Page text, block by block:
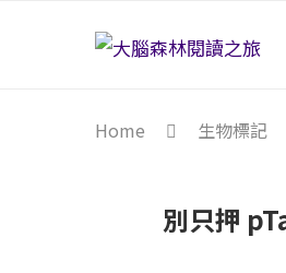
Home 生物標記
別只押